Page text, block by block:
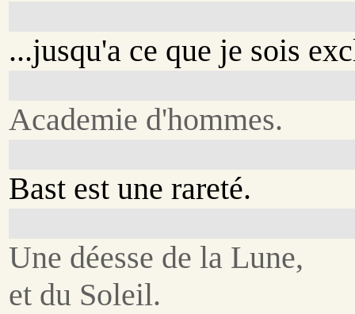
...jusqu'a ce que je sois
Academie d'hommes.
Bast est une rareté.
Une déesse de la Lune,
et du Soleil.